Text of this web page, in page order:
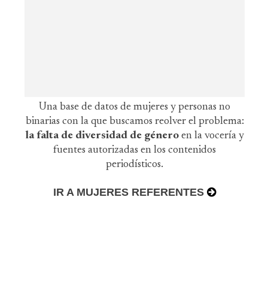
Una base de datos de mujeres y personas no
binarias con la que buscamos reolver el problema:
la falta de diversidad de género en la vocería y
fuentes autorizadas en los contenidos
periodísticos.
IR A MUJERES REFERENTES